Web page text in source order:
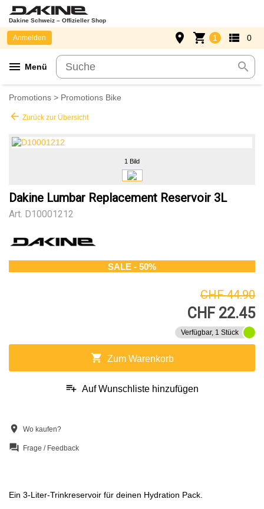
Dakine Schweiz – Offizieller Shop
menu Menü search
Anmelden place shopping_cart 1 view_list 0
Promotions > Promotions Bike
arrow_back Zurück zur Übersicht
1 Bild
Dakine Lumbar Replacement Reservoir 3L
Art. D10001212
SALE - 50%
CHF 44.90
CHF 22.45
Verfügbar, 1 Stück
shopping_cart Zum Warenkorb
playlist_add Auf Wunschliste hinzufügen
location_on Wo kaufen?
question_answer Frage / Feedback
Ein 3-Liter-Trinkreservoir für deinen Hydration Pack.